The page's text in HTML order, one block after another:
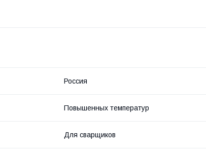
Россия
Повышенных температур
Для сварщиков